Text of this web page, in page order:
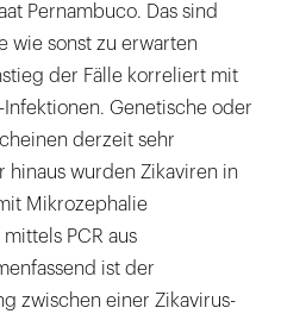
Pernambuco. Das sind
wie sonst zu erwarten
der Fälle korreliert mit
Genetische oder
derzeit sehr
hinaus wurden Zikaviren in
Mikrozephalie
PCR aus
ist der
zwischen einer Zikavirus-